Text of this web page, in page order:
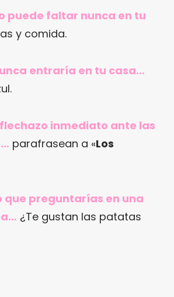
puede faltar nunca en tu
y comida.
entraría en tu casa…
flechazo inmediato ante las
parafrasean a «Los
que preguntarías en una
¿Te gustan las patatas